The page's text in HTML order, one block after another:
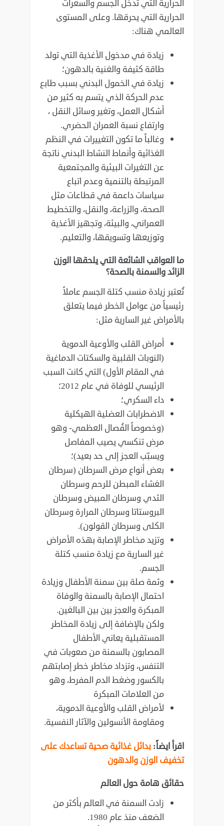
الحرارية التي تدخل الجسم والسعرات
الحرارية التي يحرقها. وعلى المستوى
العالمي هناك:
زيادة في مدخول الأغذية التي تولد
طاقة كثيفة والغنية بالدهون؛
زيادة في الخمول البدني بسبب طابع
عدم الحركة الذي يتسم به كثير من
أشكال العمل، وتغير وسائل النقل ،
وارتفاع نسبة العمران الحضري.
وغالباً ما تكون التغييرات في النظم
الغذائية وأنماط النشاط البدني ناتجة
عن التغيرات البيئية والمجتمعية
المرتبطة بالتنمية وعدم اتباع
سياسات داعمة في قطاعات مثل
الصحة، والزراعة، والنقل، والتخطيط
العمراني، والبيئة، وتجهيز الأغذية
وتوزيعها وتسويقها، والتعليم.
ما العواقب الشائعة التي يلحقها الوزن
الزائد والسمنة بالصحة؟
تُعتبر زيادة منسب كتلة الجسم عاملاً
رئيسياً من عوامل الخطر فيما يتعلق
بالأمراض غير السارية مثل:
أمراض القلب والأوعية الدموية
(النوبات القلبية والسكتات الدماغية
في المقام الأول) التي كانت السبب
الرئيسي للوفاة في عام 2012؛
داء السكري؛
الاضطرابات العضلية الهيكلية
(وخصوصاً الفُصال العظمي- وهو
مرض تنكسي يصيب المفاصل
ويسبّب العجز إلى حد بعيد)؛
بعض أنواع مرض السرطان (سرطان
الغشاء المبطن للرحم وسرطان
الثدي وسرطان المبيض وسرطان
البروستاتا وسرطان المرارة وسرطان
الكلى وسرطان القولون).
وتزيد مخاطر الإصابة بهذه الأمراض
غير السارية مع زيادة منسب كتلة
الجسم.
وثمة صلة بين سمنة الأطفال وزيادة
احتمال الإصابة بالسمنة والوفاة
المبكرة والعجز بين بين البالغين.
ولكن بالإضافة إلى زيادة المخاطر
المستقبلية يعاني الأطفال
المصابون بالسمنة من صعوبات في
التنفس، وتزداد مخاطر خطر إصابتهم
بالكسور وضغط الدم المفرط، وهو
من العلامات المبكرة
لأمراض القلب والأوعية الدموية،
ومقاومة الأنسولين والآثار النفسية.
اقرأ ايضاً: بدائل غذائية صحية تساعدك على
تخفيف الوزن والدهون
حقائق هامة حول العالم
زادت السمنة في العالم بأكثر من
الضعف منذ عام 1980.